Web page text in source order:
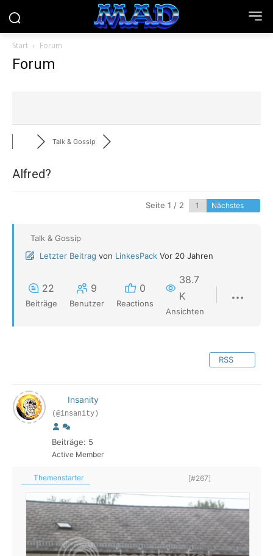
Start Forum
Forum
Talk & Gossip
Alfred?
Seite 1 / 2 Nächstes
Talk & Gossip
Letzter Beitrag von LinkesPack Vor 20 Jahren
22
Beiträge
9
Benutzer
0
Reactions
38.7
K
Ansichten
RSS
Insanity
(@insanity)
Beiträge: 5
Active Member
Themenstarter [#267]